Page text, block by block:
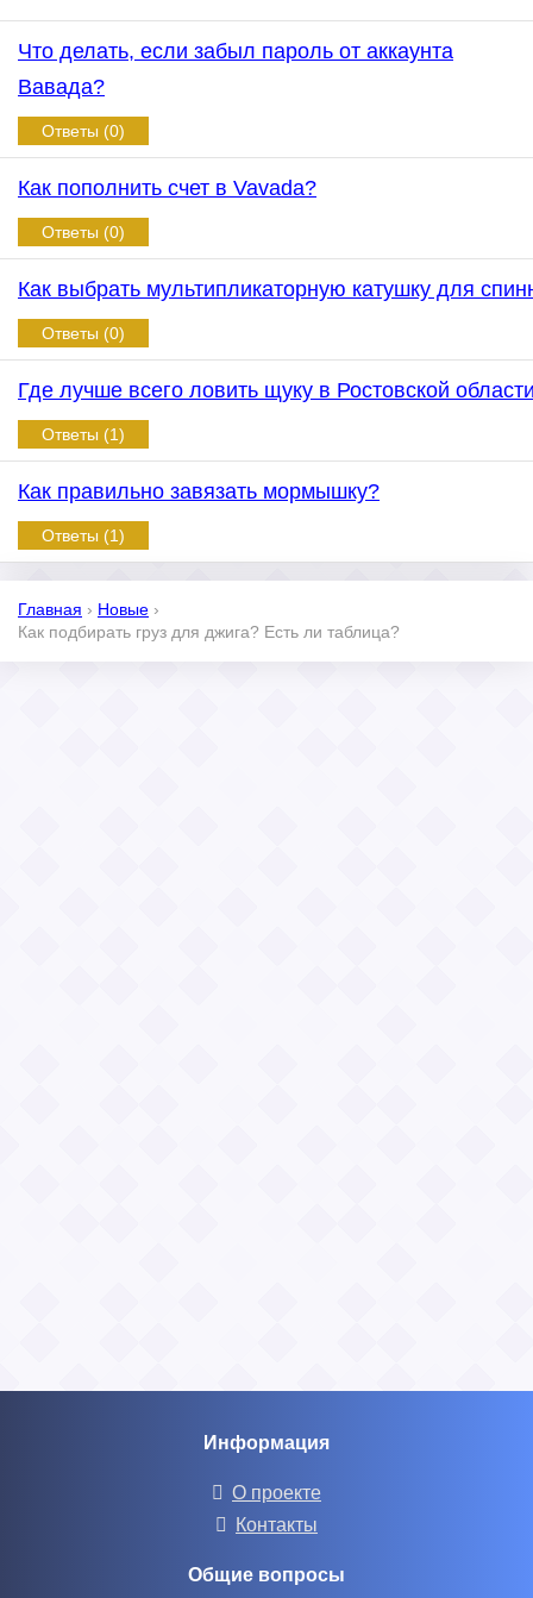
Что делать, если забыл пароль от аккаунта
Вавада?
Ответы (0)
Как пополнить счет в Vavada?
Ответы (0)
Как выбрать мультипликаторную катушку для
Ответы (0)
Где лучше всего ловить щуку в Ростовской
Ответы (1)
Как правильно завязать мормышку?
Ответы (1)
Главная › Новые ›
Как подбирать груз для джига? Есть ли таблица?
Информация
О проекте
Контакты
Общие вопросы